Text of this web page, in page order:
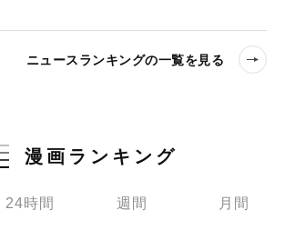
ニュースランキングの一覧を見る
漫画ランキング
24時間 週間 月間